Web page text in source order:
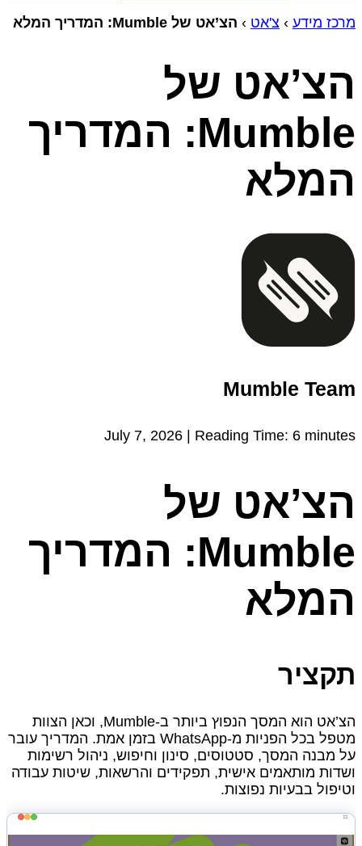
מרכז מידע › צ'אט › הצ’אט של Mumble: המדריך המלא
הצ’אט של
Mumble: המדריך
המלא
Mumble Team
July 7, 2026 | Reading Time: 6 minutes
הצ’אט של
Mumble: המדריך
המלא
תקציר
הצ’אט הוא המסך הנפוץ ביותר ב-Mumble, וכאן הצוות
מטפל בכל הפניות מ-WhatsApp בזמן אמת. המדריך עובר
על מבנה המסך, סטטוסים, סינון וחיפוש, ניהול רשימות
ושדות מותאמים אישית, תפקידים והרשאות, שיטות עבודה
וטיפול בבעיות נפוצות.